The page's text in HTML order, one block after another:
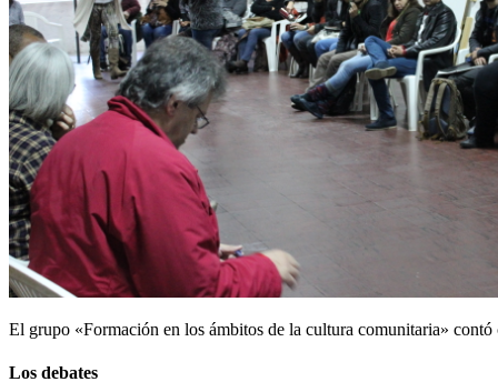
El grupo «Formación en los ámbitos de la cultura comunitaria» contó
Los debates